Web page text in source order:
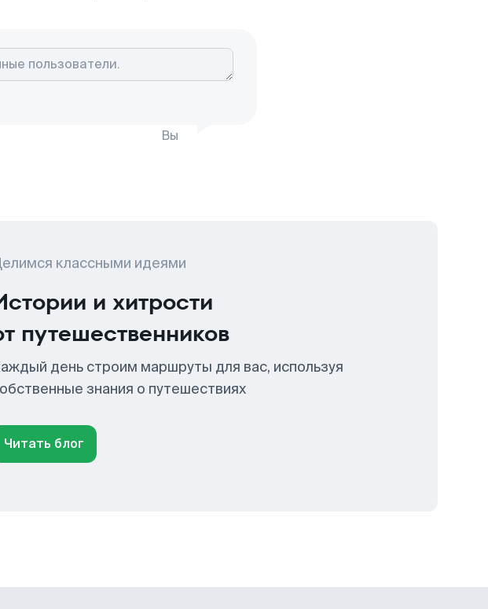
Вы
классными идеями
и хитрости
путешественников
день строим маршруты для вас, используя
знания о путешествиях
Читать блог